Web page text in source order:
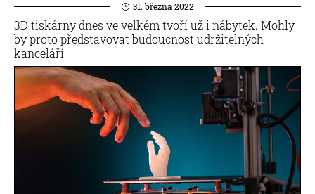
31. března 2022
3D tiskárny dnes ve velkém tvoří už i nábytek. Mohly
by proto představovat budoucnost udržitelných
kanceláří